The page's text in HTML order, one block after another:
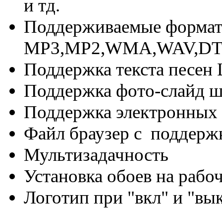
и тд.
Поддерживаемые
Поддержка текста песен
Поддержка фото-слайд
Поддержка
Файл браузер с
Мультизадачность
Установка обоев на
Логотип при "вкл" и